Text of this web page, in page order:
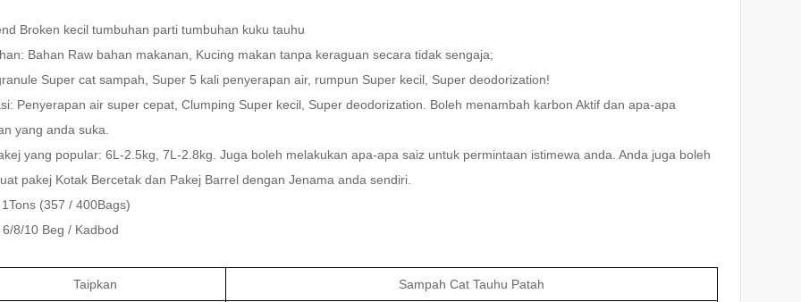
Broken kecil tumbuhan parti tumbuhan kuku tauhu
Bahan Raw bahan makanan, Kucing makan tanpa keraguan secara tidak sengaja;
Super cat sampah, Super 5 kali penyerapan air, rumpun Super kecil, Super deodorization!
Penyerapan air super cepat, Clumping Super kecil, Super deodorization. Boleh menambah karbon Aktif dan apa-apa
yang anda suka.
yang popular: 6L-2.5kg, 7L-2.8kg. Juga boleh melakukan apa-apa saiz untuk permintaan istimewa anda. Anda juga boleh
pakej Kotak Bercetak dan Pakej Barrel dengan Jenama anda sendiri.
(357 / 400Bags)
6/8/10 Beg / Kadbod
Taipkan Sampah Cat Tauhu Patah